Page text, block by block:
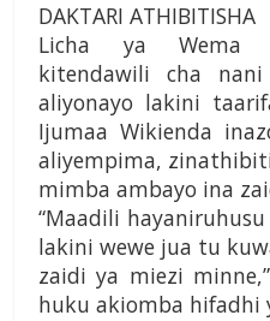
DAKTARI ATHIBITISHA
Licha ya Wema
kitendawili cha
aliyonayo lakini
Ijumaa Wikienda
aliyempima,
mimba ambayo ina
“Maadili
lakini wewe jua tu
zaidi ya miezi
huku akiomba hifadhi